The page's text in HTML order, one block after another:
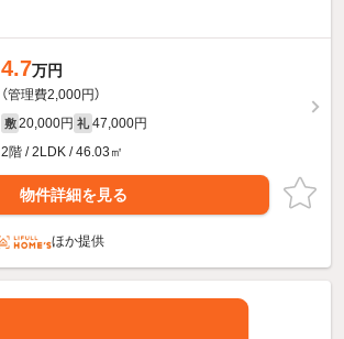
4.7万円
（管理費2,000円）
敷 20,000円 礼 47,000円
2階 / 2LDK / 46.03㎡
物件詳細を見る
ほか提供